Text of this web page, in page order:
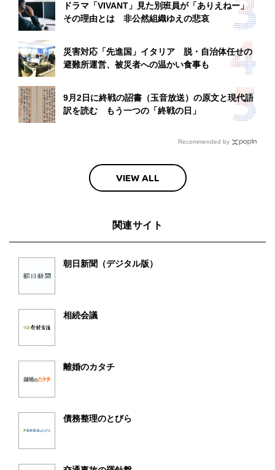
ドラマ「VIVANT」見た別班員が「ありえねー」
その理由とは 非公然組織ゆえの悲哀
災害対応「先進国」イタリア 脱・自治体任せの
避難所運営、被災者への温かい食事も
9月2日に終戦の詔書（玉音放送）の原文と現代語
訳を読む もう一つの「終戦の日」
Recommended by
VIEW ALL
関連サイト
朝日新聞（デジタル版）
相続会議
離婚のカタチ
債務整理のとびら